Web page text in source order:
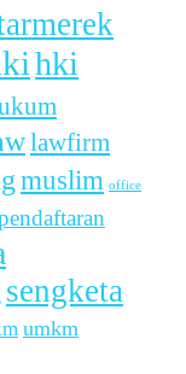
hki
lawfirm
muslim office
sengketa
umkm